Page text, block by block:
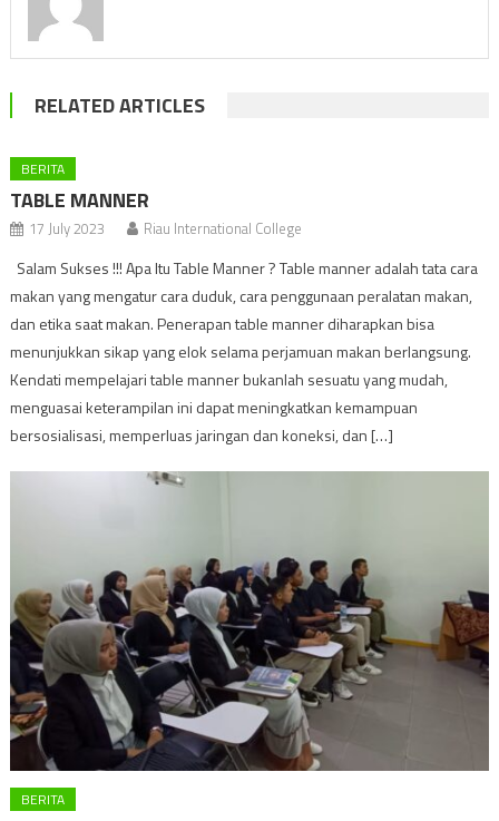
RELATED ARTICLES
BERITA
TABLE MANNER
17 July 2023 Riau International College
Salam Sukses !!! Apa Itu Table Manner ? Table manner adalah tata cara
makan yang mengatur cara duduk, cara penggunaan peralatan makan,
dan etika saat makan. Penerapan table manner diharapkan bisa
menunjukkan sikap yang elok selama perjamuan makan berlangsung.
Kendati mempelajari table manner bukanlah sesuatu yang mudah,
menguasai keterampilan ini dapat meningkatkan kemampuan
bersosialisasi, memperluas jaringan dan koneksi, dan […]
BERITA